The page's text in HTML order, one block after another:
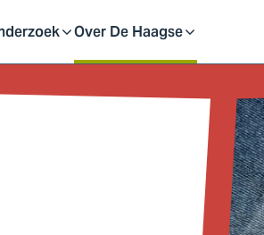
Over De Haagse
Open